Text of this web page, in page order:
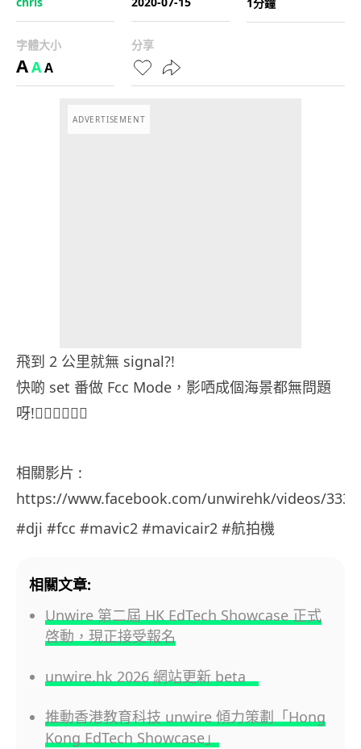
字體大小
AAA
分享
ADVERTISEMENT
飛到 2 公里就無 signal?!
快啲 set 番做 Fcc Mode，影哂成個海景都無問題
呀!👍🏻👍🏻👍🏻
相關影片 :
https://www.facebook.com/unwirehk/videos/
#dji #fcc #mavic2 #mavicair2 #航拍機
相關文章:
Unwire 第二屆 HK EdTech Showcase 正式
啓動，現正接受報名
unwire.hk 2026 網站更新 beta
推動香港教育科技 unwire 傾力策劃「Hong
Kong EdTech Showcase」